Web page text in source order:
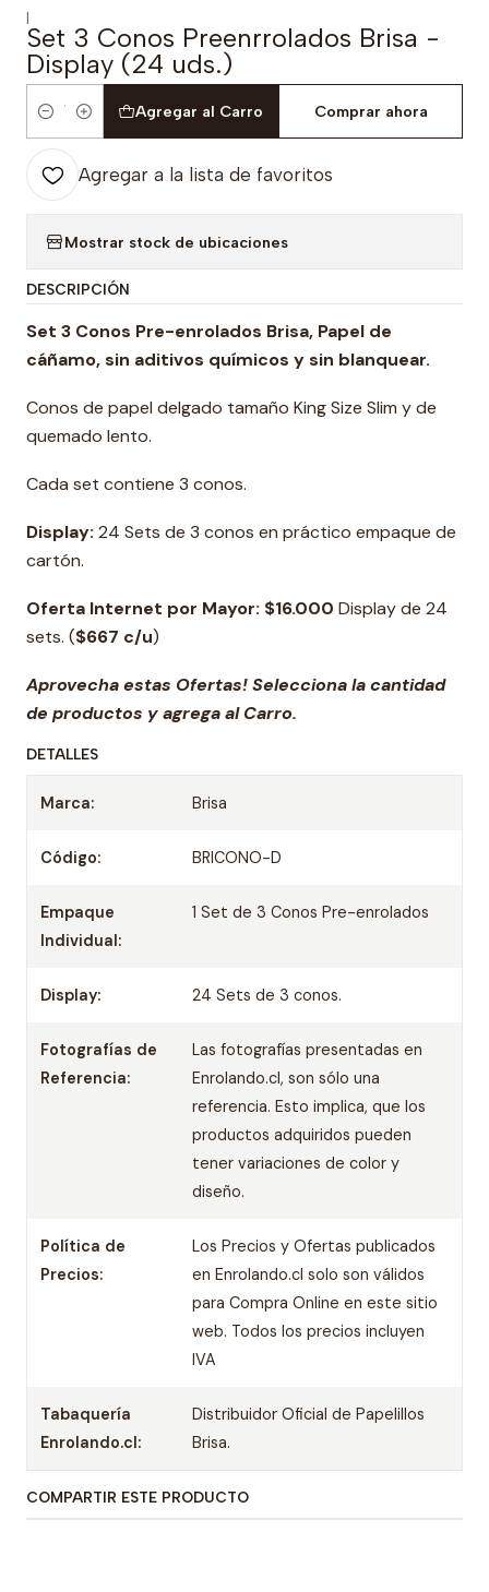
|
Set 3 Conos Preenrrolados Brisa -
Display (24 uds.)
Cantidad
Agregar al Carro Comprar ahora
Agregar a la lista de favoritos
Mostrar stock de ubicaciones
DESCRIPCIÓN
Set 3 Conos Pre-enrolados Brisa, Papel de
cáñamo, sin aditivos químicos y sin blanquear.
Conos de papel delgado tamaño King Size Slim y de
quemado lento.
Cada set contiene 3 conos.
Display: 24 Sets de 3 conos en práctico empaque de
cartón.
Oferta Internet por Mayor: $16.000 Display de 24
sets. ($667 c/u)
Aprovecha estas Ofertas! Selecciona la cantidad
de productos y agrega al Carro.
DETALLES
Marca: Brisa
Código: BRICONO-D
Empaque
Individual:
1 Set de 3 Conos Pre-enrolados
Display: 24 Sets de 3 conos.
Fotografías de
Referencia:
Las fotografías presentadas en
Enrolando.cl, son sólo una
referencia. Esto implica, que los
productos adquiridos pueden
tener variaciones de color y
diseño.
Política de
Precios:
Los Precios y Ofertas publicados
en Enrolando.cl solo son válidos
para Compra Online en este sitio
web. Todos los precios incluyen
IVA
Tabaquería
Enrolando.cl:
Distribuidor Oficial de Papelillos
Brisa.
COMPARTIR ESTE PRODUCTO